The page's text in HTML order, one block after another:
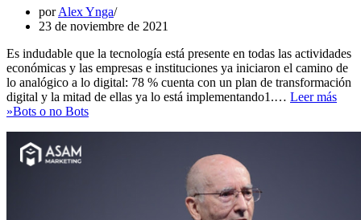
porAlex Ynga
23 de noviembre de 2021
Es indudable que la tecnología está presente en todas las actividades
económicas y las empresas e instituciones ya iniciaron el camino de
lo analógico a lo digital: 78 % cuenta con un plan de transformación
digital y la mitad de ellas ya lo está implementando1.… Leer más
»Bots o no Bots